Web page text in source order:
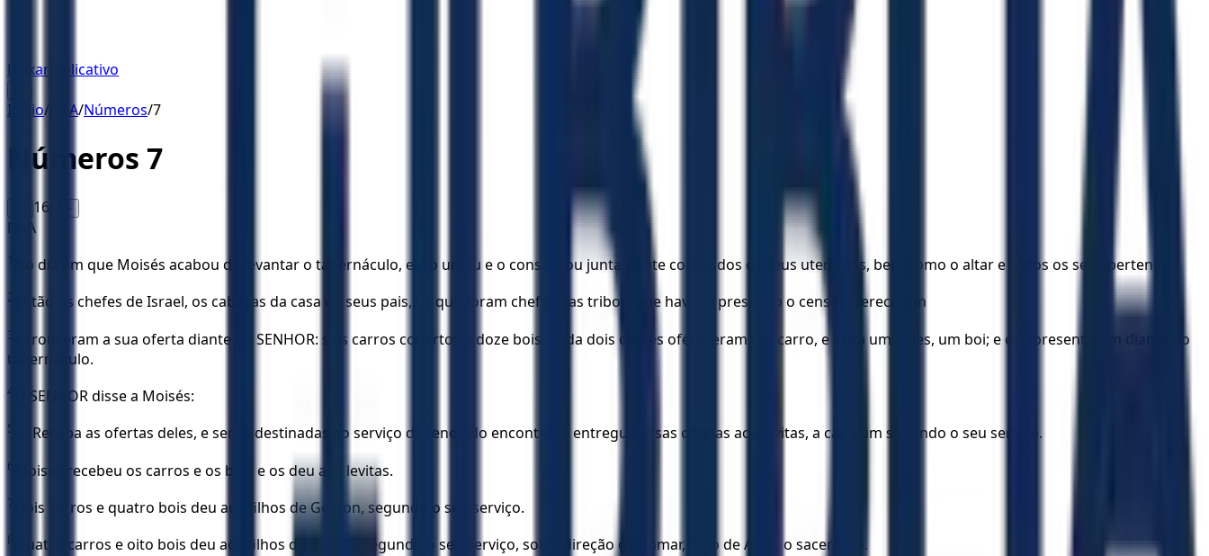
Baixar Aplicativo
Início/ NAA/Números/7
Números 7
16 A+
NAA
1 No dia em que Moisés acabou de levantar o tabernáculo, ele o ungiu e o consagrou juntamente com todos os seus utensílios, bem como o altar e todos os seus pertences.
2 Então os chefes de Israel, os cabeças da casa de seus pais, os que foram chefes das tribos, que haviam presidido o censo, ofereceram
3
e trouxeram a sua oferta diante do SENHOR: seis carros cobertos e doze bois. Cada dois chefes ofereceram um carro, e cada um deles, um boi; e os apresentaram diante do
tabernáculo.
4 O SENHOR disse a Moisés:
5 — Receba as ofertas deles, e serão destinadas ao serviço da tenda do encontro. E entregue essas ofertas aos levitas, a cada um segundo o seu serviço.
6 Moisés recebeu os carros e os bois e os deu aos levitas.
7 Dois carros e quatro bois deu aos filhos de Gérson, segundo o seu serviço.
8 Quatro carros e oito bois deu aos filhos de Merari, segundo o seu serviço, sob a direção de Itamar, filho de Arão, o sacerdote.